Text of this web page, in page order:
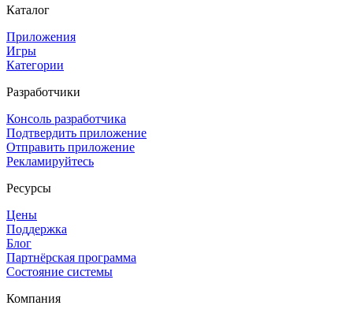
Каталог
Приложения
Игры
Категории
Разработчики
Консоль разработчика
Подтвердить приложение
Отправить приложение
Рекламируйтесь
Ресурсы
Цены
Поддержка
Блог
Партнёрская программа
Состояние системы
Компания